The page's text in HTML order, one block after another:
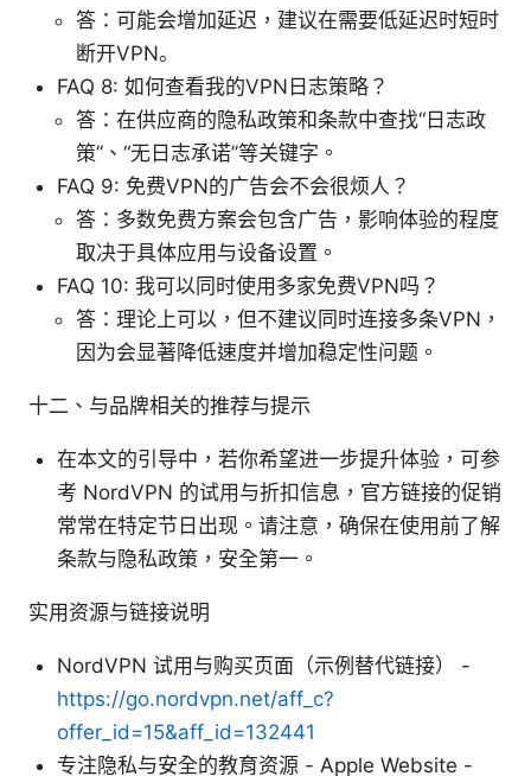
答：可能会增加延迟，建议在需要低延迟时短时
断开VPN。
FAQ 8: 如何查看我的VPN日志策略？
答：在供应商的隐私政策和条款中查找“日志政
策”、“无日志承诺”等关键字。
FAQ 9: 免费VPN的广告会不会很烦人？
答：多数免费方案会包含广告，影响体验的程度
取决于具体应用与设备设置。
FAQ 10: 我可以同时使用多家免费VPN吗？
答：理论上可以，但不建议同时连接多条VPN，
因为会显著降低速度并增加稳定性问题。
十二、与品牌相关的推荐与提示
在本文的引导中，若你希望进一步提升体验，可参
考 NordVPN 的试用与折扣信息，官方链接的促销
常常在特定节日出现。请注意，确保在使用前了解
条款与隐私政策，安全第一。
实用资源与链接说明
NordVPN 试用与购买页面（示例替代链接） -
https://go.nordvpn.net/aff_c?
offer_id=15&aff_id=132441
专注隐私与安全的教育资源 - Apple Website -